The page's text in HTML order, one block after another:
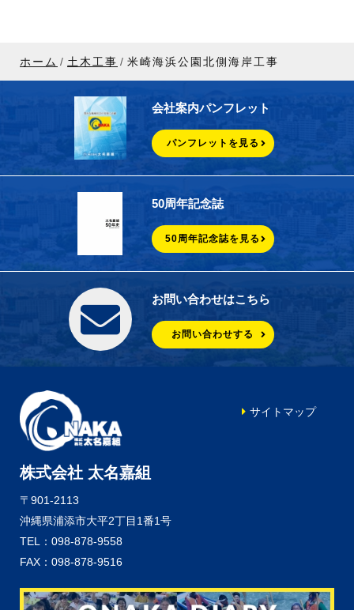
ホーム 土木工事 米崎海浜公園北側海岸工事
会社案内パンフレット
パンフレットを見る
50周年記念誌
50周年記念誌を見る
お問い合わせはこちら
お問い合わせする
株式会社 太名嘉組
〒901-2113
沖縄県浦添市大平2丁目1番1号
TEL：098-878-9558
FAX：098-878-9516
サイトマップ